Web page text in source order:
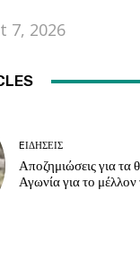
7, 2026
EΙΔΗΣΕΙΣ
Αποζημιώσεις για τα
Αγωνία για το